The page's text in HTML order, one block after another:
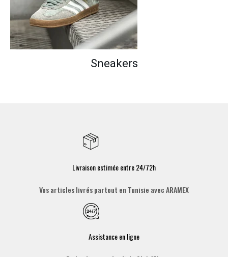
Sneakers
Livraison estimée entre 24/72h
Vos articles livrés partout en Tunisie avec ARAMEX
Assistance en ligne